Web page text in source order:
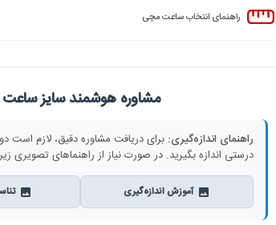
راهنمای انتخاب ساعت مچی
مشاوره هوشمند سایز ساعت
راهنمای اندازه‌گیری: برای دریافت مشاوره دقیق، لازم است
درستی اندازه بگیرید. در صورت نیاز از راهنماهای تصویری
آموزش اندازه‌گیری